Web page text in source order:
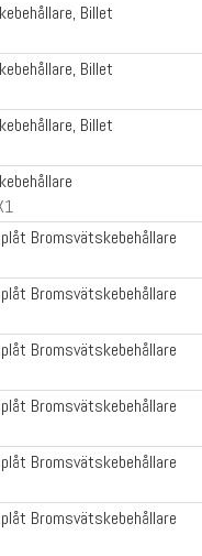
Billet
Billet
Billet
Bromsvätskebehållare
Bromsvätskebehållare
Bromsvätskebehållare
Bromsvätskebehållare
Bromsvätskebehållare
Bromsvätskebehållare